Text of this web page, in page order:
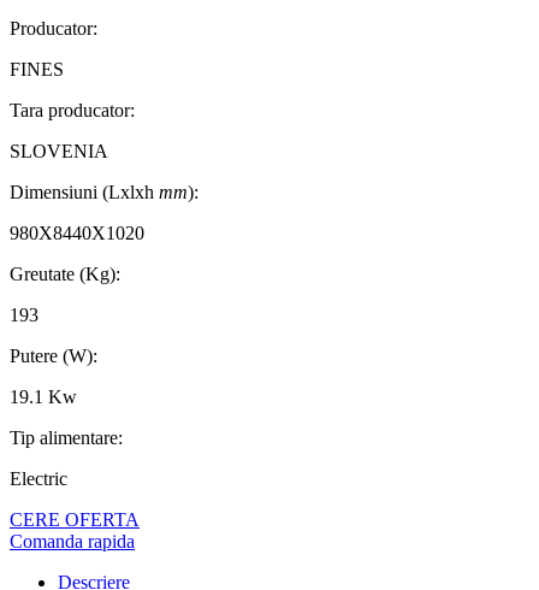
Producator:
FINES
Tara producator:
SLOVENIA
Dimensiuni (Lxlxh mm):
980X8440X1020
Greutate (Kg):
193
Putere (W):
19.1 Kw
Tip alimentare:
Electric
CERE OFERTA
Comanda rapida
Descriere